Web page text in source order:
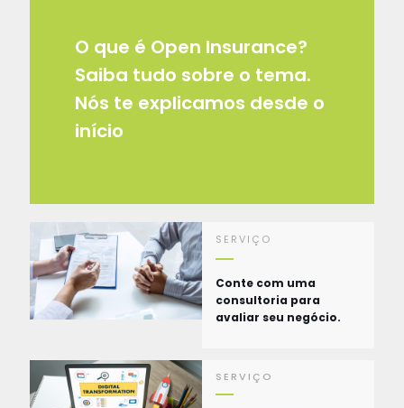
O que é Open Insurance?
Saiba tudo sobre o tema.
Nós te explicamos desde o
início
SERVIÇO
Conte com uma
consultoria para
avaliar seu negócio.
SERVIÇO